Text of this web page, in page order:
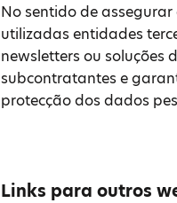
No sentido de
utilizadas entidades
newsletters ou soluções
subcontratantes e
protecção dos dados
Links para outros